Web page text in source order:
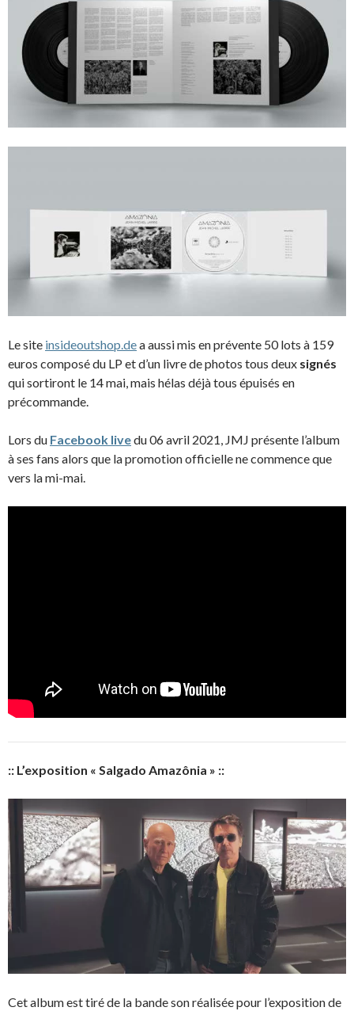
Le site insideoutshop.dea aussi mis en prévente 50 lots à 159
euros composé du LP et d’un livre de photos tous deux signés
qui sortiront le 14 mai, mais hélas déjà tous épuisés en
précommande.
Lors du Facebook livedu 06 avril 2021, JMJ présente l’album
à ses fans alors que la promotion officielle ne commence que
vers la mi-mai.
:: L’exposition « Salgado Amazônia » ::
Cet album est tiré de la bande son réalisée pour l’exposition de